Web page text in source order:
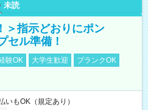
未読
＞指示どおりにポン
セル準備！
験OK 大学生歓迎
ブランクOK
もOK（規定あり）